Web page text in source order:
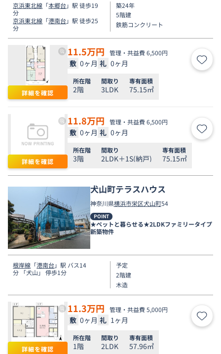
京浜東北線 「本郷台」駅 徒歩19
分
京浜東北線 「港南台」駅 徒歩25
分
築24年
5階建
鉄筋コンクリート
詳細を確認
11.5万円 管理・共益費 6,500円
敷 0ヶ月 礼 0ヶ月 お気
所在階
2階
間取り
3LDK
専有面積
75.15㎡
詳細を確認
11.8万円 管理・共益費 6,500円
敷 0ヶ月 礼 0ヶ月 お気
所在階
3階
間取り
2LDK＋1S(納戸)
専有面積
75.15㎡
犬山町テラスハウス
神奈川県横浜市栄区犬山町54
POINT
★ペットと暮らせる★2LDKファミリータイプ
新築物件
根岸線 「港南台」駅 バス14
分 「犬山」 停歩1分
予定
2階建
木造
詳細を確認
11.3万円 管理・共益費 5,000円
敷 0ヶ月 礼 1ヶ月 お気
所在階
1階
間取り
2LDK
専有面積
57.96㎡